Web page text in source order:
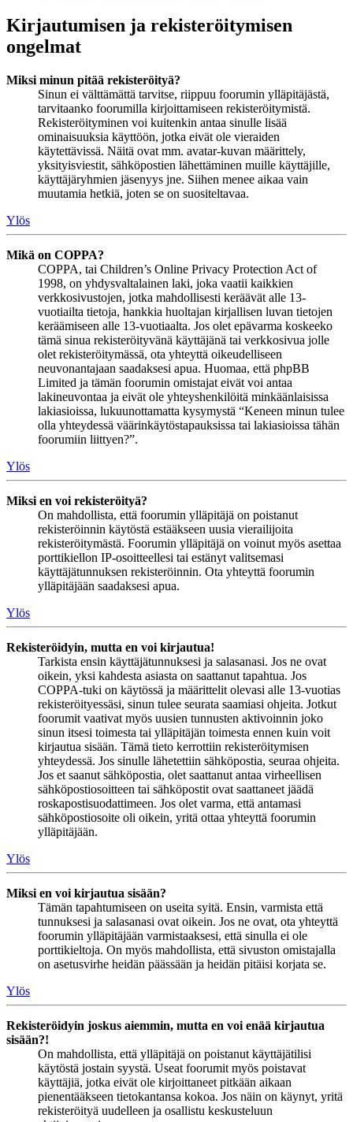
Kirjautumisen ja rekisteröitymisen
ongelmat
Miksi minun pitää rekisteröityä?
Sinun ei välttämättä tarvitse, riippuu foorumin ylläpitäjästä,
tarvitaanko foorumilla kirjoittamiseen rekisteröitymistä.
Rekisteröityminen voi kuitenkin antaa sinulle lisää
ominaisuuksia käyttöön, jotka eivät ole vieraiden
käytettävissä. Näitä ovat mm. avatar-kuvan määrittely,
yksityisviestit, sähköpostien lähettäminen muille käyttäjille,
käyttäjäryhmien jäsenyys jne. Siihen menee aikaa vain
muutamia hetkiä, joten se on suositeltavaa.
Ylös
Mikä on COPPA?
COPPA, tai Children’s Online Privacy Protection Act of
1998, on yhdysvaltalainen laki, joka vaatii kaikkien
verkkosivustojen, jotka mahdollisesti keräävät alle 13-
vuotiailta tietoja, hankkia huoltajan kirjallisen luvan tietojen
keräämiseen alle 13-vuotiaalta. Jos olet epävarma koskeeko
tämä sinua rekisteröityvänä käyttäjänä tai verkkosivua jolle
olet rekisteröitymässä, ota yhteyttä oikeudelliseen
neuvonantajaan saadaksesi apua. Huomaa, että phpBB
Limited ja tämän foorumin omistajat eivät voi antaa
lakineuvontaa ja eivät ole yhteyshenkilöitä minkäänlaisissa
lakiasioissa, lukuunottamatta kysymystä “Keneen minun tulee
olla yhteydessä väärinkäytöstapauksissa tai lakiasioissa tähän
foorumiin liittyen?”.
Ylös
Miksi en voi rekisteröityä?
On mahdollista, että foorumin ylläpitäjä on poistanut
rekisteröinnin käytöstä estääkseen uusia vierailijoita
rekisteröitymästä. Foorumin ylläpitäjä on voinut myös asettaa
porttikiellon IP-osoitteellesi tai estänyt valitsemasi
käyttäjätunnuksen rekisteröinnin. Ota yhteyttä foorumin
ylläpitäjään saadaksesi apua.
Ylös
Rekisteröidyin, mutta en voi kirjautua!
Tarkista ensin käyttäjätunnuksesi ja salasanasi. Jos ne ovat
oikein, yksi kahdesta asiasta on saattanut tapahtua. Jos
COPPA-tuki on käytössä ja määrittelit olevasi alle 13-vuotias
rekisteröityessäsi, sinun tulee seurata saamiasi ohjeita. Jotkut
foorumit vaativat myös uusien tunnusten aktivoinnin joko
sinun itsesi toimesta tai ylläpitäjän toimesta ennen kuin voit
kirjautua sisään. Tämä tieto kerrottiin rekisteröitymisen
yhteydessä. Jos sinulle lähetettiin sähköpostia, seuraa ohjeita.
Jos et saanut sähköpostia, olet saattanut antaa virheellisen
sähköpostiosoitteen tai sähköpostit ovat saattaneet jäädä
roskapostisuodattimeen. Jos olet varma, että antamasi
sähköpostiosoite oli oikein, yritä ottaa yhteyttä foorumin
ylläpitäjään.
Ylös
Miksi en voi kirjautua sisään?
Tämän tapahtumiseen on useita syitä. Ensin, varmista että
tunnuksesi ja salasanasi ovat oikein. Jos ne ovat, ota yhteyttä
foorumin ylläpitäjään varmistaaksesi, että sinulla ei ole
porttikieltoja. On myös mahdollista, että sivuston omistajalla
on asetusvirhe heidän päässään ja heidän pitäisi korjata se.
Ylös
Rekisteröidyin joskus aiemmin, mutta en voi enää kirjautua
sisään?!
On mahdollista, että ylläpitäjä on poistanut käyttäjätilisi
käytöstä jostain syystä. Useat foorumit myös poistavat
käyttäjiä, jotka eivät ole kirjoittaneet pitkään aikaan
pienentääkseen tietokantansa kokoa. Jos näin on käynyt, yritä
rekisteröityä uudelleen ja osallistu keskusteluun